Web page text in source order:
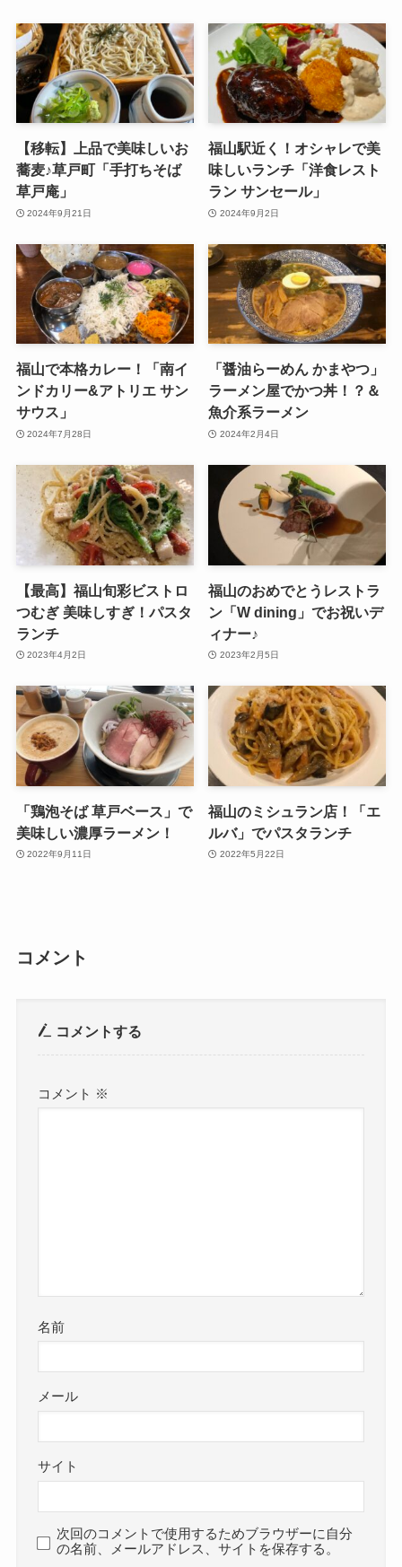
【移転】上品で美味しいお
蕎麦♪草戸町「手打ちそば
草戸庵」
2024年9月21日
福山駅近く！オシャレで美
味しいランチ「洋食レスト
ラン サンセール」
2024年9月2日
福山で本格カレー！「南イ
ンドカリー&アトリエ サン
サウス」
2024年7月28日
「醤油らーめん かまやつ」
ラーメン屋でかつ丼！？＆
魚介系ラーメン
2024年2月4日
【最高】福山旬彩ビストロ
つむぎ 美味しすぎ！パスタ
ランチ
2023年4月2日
福山のおめでとうレストラ
ン「W dining」でお祝いデ
ィナー♪
2023年2月5日
「鶏泡そば 草戸ベース」で
美味しい濃厚ラーメン！
2022年9月11日
福山のミシュラン店！「エ
ルバ」でパスタランチ
2022年5月22日
コメント
コメントする
コメント ※
名前
メール
サイト
次回のコメントで使用するためブラウザーに自分
の名前、メールアドレス、サイトを保存する。